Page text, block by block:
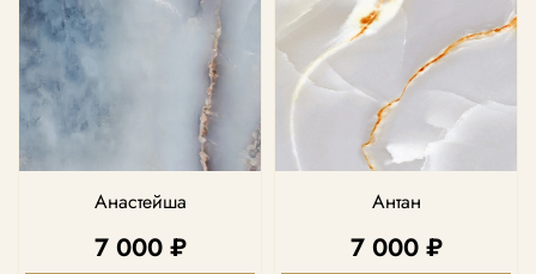
Анастейша
7 000 ₽
Антан
7 000 ₽